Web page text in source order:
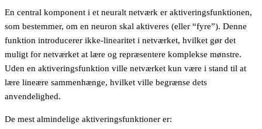
En central komponent i et neuralt netværk er aktiveringsfunktionen,
som bestemmer, om en neuron skal aktiveres (eller “fyre”). Denne
funktion introducerer ikke-linearitet i netværket, hvilket gør det
muligt for netværket at lære og repræsentere komplekse mønstre.
Uden en aktiveringsfunktion ville netværket kun være i stand til at
lære lineære sammenhænge, hvilket ville begrænse dets
anvendelighed.
De mest almindelige aktiveringsfunktioner er: